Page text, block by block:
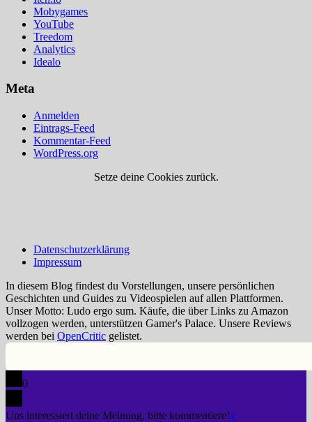
Mobygames
YouTube
Treedom
Analytics
Idealo
Meta
Anmelden
Eintrags-Feed
Kommentar-Feed
WordPress.org
Setze deine Cookies zurück.
Datenschutzerklärung
Impressum
In diesem Blog findest du Vorstellungen, unsere persönlichen
Geschichten und Guides zu Videospielen auf allen Plattformen.
Unser Motto: Ludo ergo sum. Käufe, die über Links zu Amazon
vollzogen werden, unterstützen Gamer's Palace. Unsere Reviews
werden bei OpenCritic gelistet.
0
Uns interessiert deine Meinung, bitte kommentiere!x